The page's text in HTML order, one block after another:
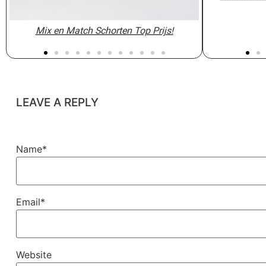
chefworks-6
Mix en Match Schorten Top Prijs!
chefworks
chefworks-6
Mix en Match Schorten Top Prijs!
LEAVE A REPLY
Name*
Email*
Website